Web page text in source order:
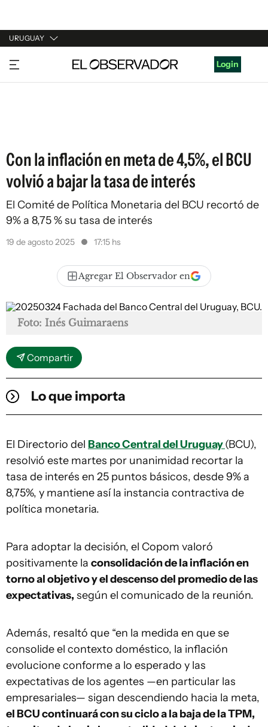
URUGUAY
URUGUAY
ARGENTINA
Login
Con la inflación en meta de 4,5%, el BCU
volvió a bajar la tasa de interés
El Comité de Política Monetaria del BCU recortó de
9% a 8,75 % su tasa de interés
19 de agosto 2025 17:15 hs
Agregar El Observador en
Foto: Inés Guimaraens
Compartir
Lo que importa
El Directorio del Banco Central del Uruguay(BCU),
resolvió este martes por unanimidad recortar la
tasa de interés en 25 puntos básicos, desde 9% a
8,75%, y mantiene así la instancia contractiva de
política monetaria.
Para adoptar la decisión, el Copom valoró
positivamente la consolidación de la inflación en
torno al objetivo y el descenso del promedio de las
expectativas, según el comunicado de la reunión.
Además, resaltó que “en la medida en que se
consolide el contexto doméstico, la inflación
evolucione conforme a lo esperado y las
expectativas de los agentes —en particular las
empresariales— sigan descendiendo hacia la meta,
el BCU continuará con su ciclo a la baja de la TPM,